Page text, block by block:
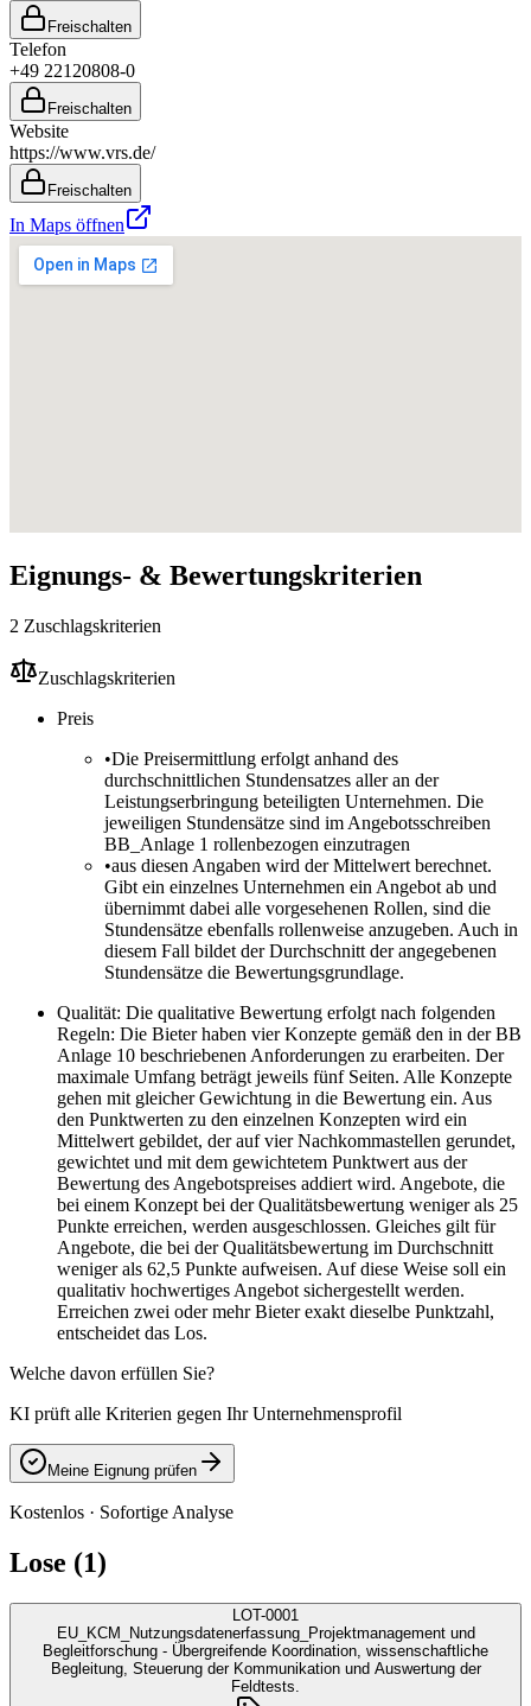
Freischalten
Telefon
+49 22120808-0
Freischalten
Website
https://www.vrs.de/
Freischalten
In Maps öffnen
Eignungs- & Bewertungskriterien
2 Zuschlagskriterien
Zuschlagskriterien
Preis
•Die Preisermittlung erfolgt anhand des
durchschnittlichen Stundensatzes aller an der
Leistungserbringung beteiligten Unternehmen. Die
jeweiligen Stundensätze sind im Angebotsschreiben
BB_Anlage 1 rollenbezogen einzutragen
•aus diesen Angaben wird der Mittelwert berechnet.
Gibt ein einzelnes Unternehmen ein Angebot ab und
übernimmt dabei alle vorgesehenen Rollen, sind die
Stundensätze ebenfalls rollenweise anzugeben. Auch in
diesem Fall bildet der Durchschnitt der angegebenen
Stundensätze die Bewertungsgrundlage.
Qualität: Die qualitative Bewertung erfolgt nach folgenden
Regeln: Die Bieter haben vier Konzepte gemäß den in der BB
Anlage 10 beschriebenen Anforderungen zu erarbeiten. Der
maximale Umfang beträgt jeweils fünf Seiten. Alle Konzepte
gehen mit gleicher Gewichtung in die Bewertung ein. Aus
den Punktwerten zu den einzelnen Konzepten wird ein
Mittelwert gebildet, der auf vier Nachkommastellen gerundet,
gewichtet und mit dem gewichtetem Punktwert aus der
Bewertung des Angebotspreises addiert wird. Angebote, die
bei einem Konzept bei der Qualitätsbewertung weniger als 25
Punkte erreichen, werden ausgeschlossen. Gleiches gilt für
Angebote, die bei der Qualitätsbewertung im Durchschnitt
weniger als 62,5 Punkte aufweisen. Auf diese Weise soll ein
qualitativ hochwertiges Angebot sichergestellt werden.
Erreichen zwei oder mehr Bieter exakt dieselbe Punktzahl,
entscheidet das Los.
Welche davon erfüllen Sie?
KI prüft alle Kriterien gegen Ihr Unternehmensprofil
Meine Eignung prüfen
Kostenlos · Sofortige Analyse
Lose (1)
LOT-0001
EU_KCM_Nutzungsdatenerfassung_Projektmanagement und
Begleitforschung - Übergreifende Koordination, wissenschaftliche
Begleitung, Steuerung der Kommunikation und Auswertung der
Feldtests.